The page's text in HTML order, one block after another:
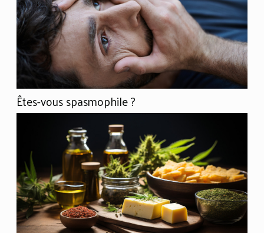
Êtes-vous spasmophile ?